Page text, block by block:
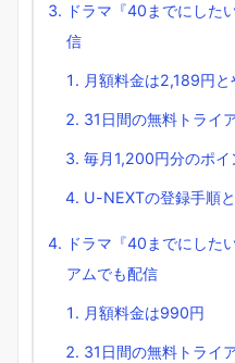
ドラマ『40までにした
信
月額料金は2,189円と
31日間の無料トライ
毎月1,200円分のポイ
U-NEXTの登録手順
ドラマ『40までにした
アムでも配信
月額料金は990円
31日間の無料トライ